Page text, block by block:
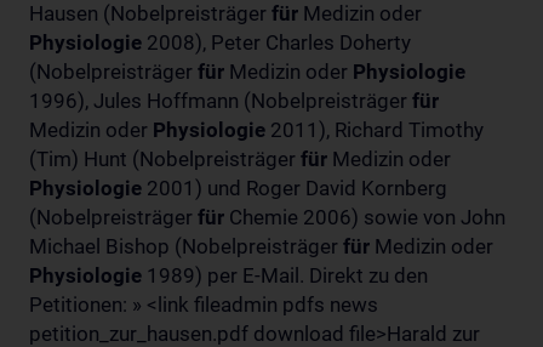
Hausen (Nobelpreisträger für Medizin oder
Physiologie 2008), Peter Charles Doherty
(Nobelpreisträger für Medizin oder Physiologie
1996), Jules Hoffmann (Nobelpreisträger für
Medizin oder Physiologie 2011), Richard Timothy
(Tim) Hunt (Nobelpreisträger für Medizin oder
Physiologie 2001) und Roger David Kornberg
(Nobelpreisträger für Chemie 2006) sowie von John
Michael Bishop (Nobelpreisträger für Medizin oder
Physiologie 1989) per E-Mail. Direkt zu den
Petitionen: » <link fileadmin pdfs news
petition_zur_hausen.pdf download file>Harald zur